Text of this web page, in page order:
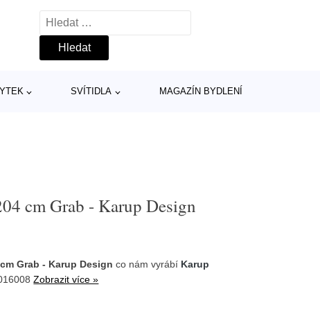
Vyhledávání
SVÍTIDLA MAGAZÍN BYDLENÍ
cm Grab - Karup Design
Grab - Karup Design co nám vyrábí Karup
Zobrazit více »